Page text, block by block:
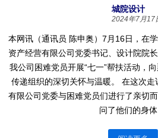
城院设计
2024年7月17
本网讯（通讯员 陈申奥）7月16日，在
资产经营有限公司党委书记、设计院院
我公司困难党员开展“七一”帮扶活动，
传递组织的深切关怀与温暖。 在这次
有限公司党委与困难党员们进行了亲切
问了他们的身体